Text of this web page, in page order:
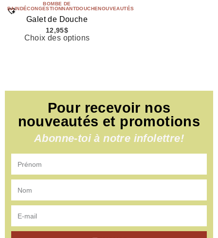
BOMBE DE
BAINDÉCONGESTIONNANTDOUCHENOUVEAUTÉS
Galet de Douche
12,95$
Choix des options
Pour recevoir nos
nouveautés et promotions
Abonne-toi à notre infolettre!